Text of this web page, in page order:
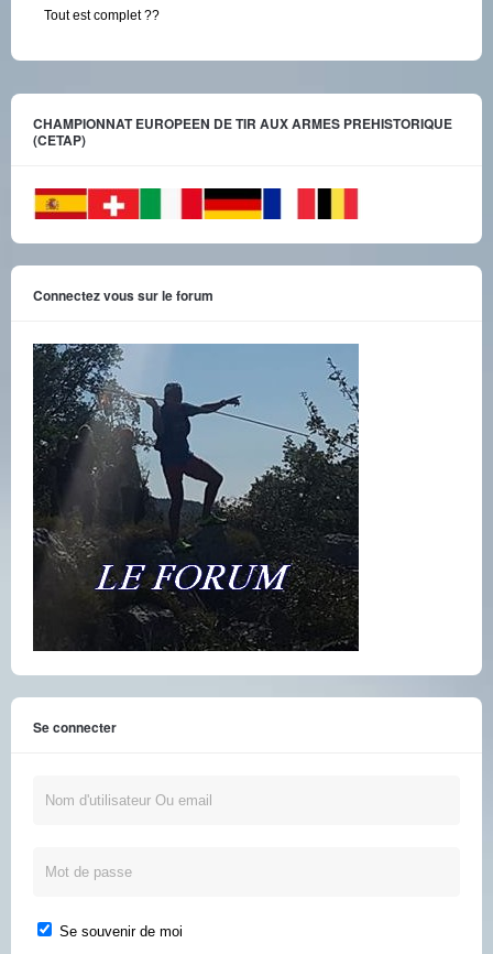
Tout est complet ??
CHAMPIONNAT EUROPEEN DE TIR AUX ARMES PREHISTORIQUE
(CETAP)
Connectez vous sur le forum
Se connecter
Se souvenir de moi